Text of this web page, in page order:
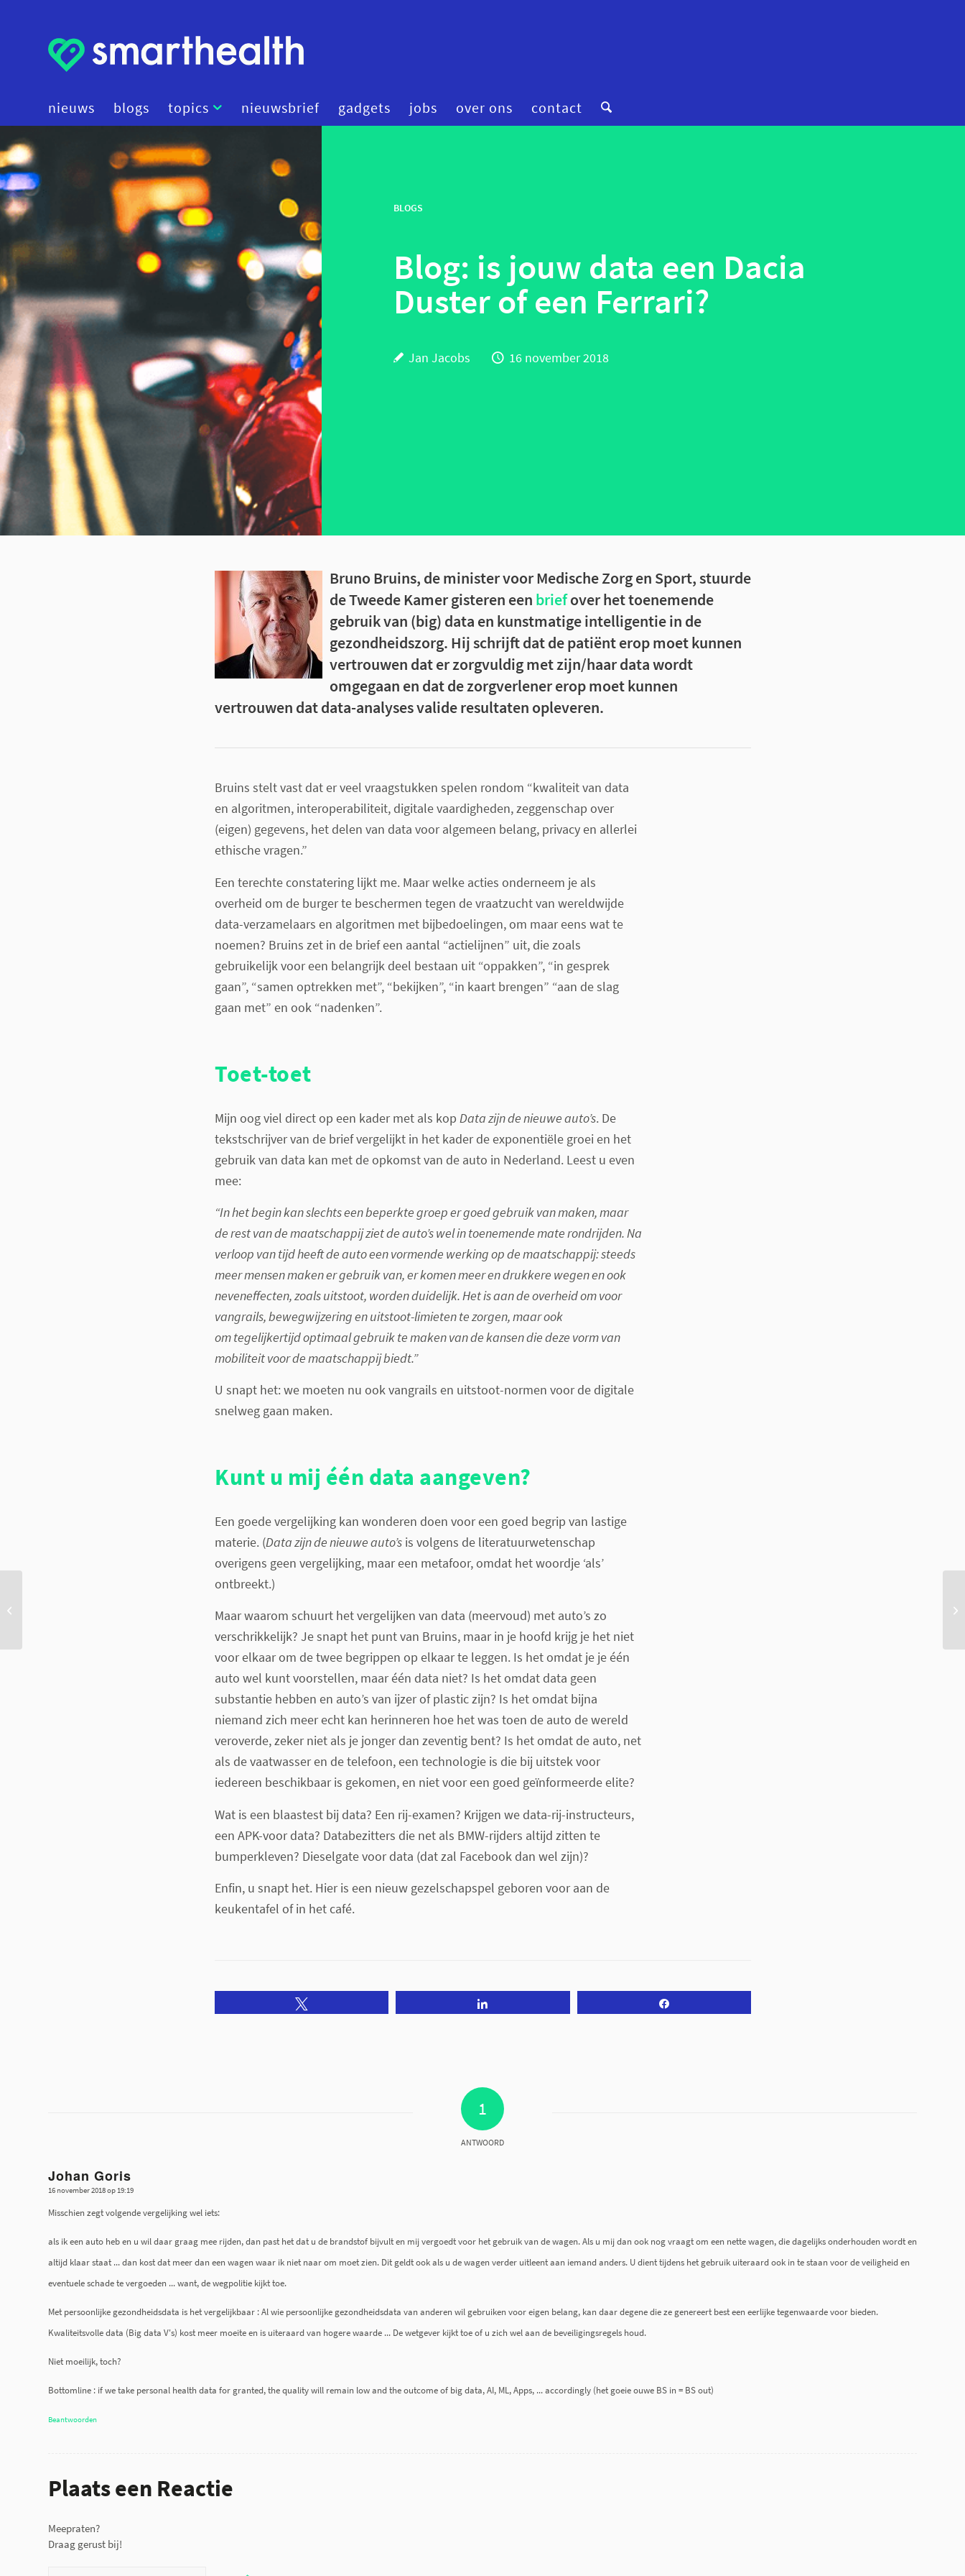
nieuws blogs topics
artificial intelligence
beleid
cybersecurity
data
diagnostiek
digital therapeutics
financiering
mental health
onderzoek
smart hospitals
smart stuff
nieuwsbrief gadgets jobs over ons contact
BLOGS
Blog: is jouw data een Dacia
Duster of een Ferrari?
Jan Jacobs 16 november 2018
Bruno Bruins, de minister voor Medische Zorg en Sport, stuurde
de Tweede Kamer gisteren een briefover het toenemende
gebruik van (big) data en kunstmatige intelligentie in de
gezondheidszorg. Hij schrijft dat de patiënt erop moet kunnen
vertrouwen dat er zorgvuldig met zijn/haar data wordt
omgegaan en dat de zorgverlener erop moet kunnen
vertrouwen dat data-analyses valide resultaten opleveren.
Bruins stelt vast dat er veel vraagstukken spelen rondom “kwaliteit van data
en algoritmen, interoperabiliteit, digitale vaardigheden, zeggenschap over
(eigen) gegevens, het delen van data voor algemeen belang, privacy en allerlei
ethische vragen.”
Een terechte constatering lijkt me. Maar welke acties onderneem je als
overheid om de burger te beschermen tegen de vraatzucht van wereldwijde
data-verzamelaars en algoritmen met bijbedoelingen, om maar eens wat te
noemen? Bruins zet in de brief een aantal “actielijnen” uit, die zoals
gebruikelijk voor een belangrijk deel bestaan uit “oppakken”, “in gesprek
gaan”, “samen optrekken met”, “bekijken”, “in kaart brengen” “aan de slag
gaan met” en ook “nadenken”.
Toet-toet
Mijn oog viel direct op een kader met als kop Data zijn de nieuwe auto’s. De
tekstschrijver van de brief vergelijkt in het kader de exponentiële groei en het
gebruik van data kan met de opkomst van de auto in Nederland. Leest u even
mee:
“In het begin kan slechts een beperkte groep er goed gebruik van maken, maar
de rest van de maatschappij ziet de auto’s wel in toenemende mate rondrijden. Na
verloop van tijd heeft de auto een vormende werking op de maatschappij: steeds
meer mensen maken er gebruik van, er komen meer en drukkere wegen en ook
neveneffecten, zoals uitstoot, worden duidelijk. Het is aan de overheid om voor
vangrails, bewegwijzering en uitstoot-limieten te zorgen, maar ook
omtegelijkertijd optimaal gebruik te maken van de kansen die deze vorm van
mobiliteit voor de maatschappij biedt.”
U snapt het: we moeten nu ook vangrails en uitstoot-normen voor de digitale
snelweg gaan maken.
Kunt u mij één data aangeven?
Een goede vergelijking kan wonderen doen voor een goed begrip van lastige
materie. (Data zijn de nieuwe auto’s is volgens de literatuurwetenschap
overigens geen vergelijking, maar een metafoor, omdat het woordje ‘als’
ontbreekt.)
Maar waarom schuurt het vergelijken van data (meervoud) met auto’s zo
verschrikkelijk? Je snapt het punt van Bruins, maar in je hoofd krijg je het niet
voor elkaar om de twee begrippen op elkaar te leggen. Is het omdat je je één
auto wel kunt voorstellen, maar één data niet? Is het omdat data geen
substantie hebben en auto’s van ijzer of plastic zijn? Is het omdat bijna
niemand zich meer echt kan herinneren hoe het was toen de auto de wereld
veroverde, zeker niet als je jonger dan zeventig bent? Is het omdat de auto, net
als de vaatwasser en de telefoon, een technologie is die bij uitstek voor
iedereen beschikbaar is gekomen, en niet voor een goed geïnformeerde elite?
Wat is een blaastest bij data? Een rij-examen? Krijgen we data-rij-instructeurs,
een APK-voor data? Databezitters die net als BMW-rijders altijd zitten te
bumperkleven? Dieselgate voor data (dat zal Facebook dan wel zijn)?
Enfin, u snapt het. Hier is een nieuw gezelschapspel geboren voor aan de
keukentafel of in het café.
1
ANTWOORD
Johan Goris
zegt:
16 november 2018 op 19:19
Misschien zegt volgende vergelijking wel iets:
als ik een auto heb en u wil daar graag mee rijden, dan past het dat u de brandstof bijvult en mij vergoedt voor het gebruik van de wagen. Als u mij dan ook nog vraagt om een nette wagen, die dagelijks onderhouden wordt en
altijd klaar staat ... dan kost dat meer dan een wagen waar ik niet naar om moet zien. Dit geldt ook als u de wagen verder uitleent aan iemand anders. U dient tijdens het gebruik uiteraard ook in te staan voor de veiligheid en
eventuele schade te vergoeden ... want, de wegpolitie kijkt toe.
Met persoonlijke gezondheidsdata is het vergelijkbaar : Al wie persoonlijke gezondheidsdata van anderen wil gebruiken voor eigen belang, kan daar degene die ze genereert best een eerlijke tegenwaarde voor bieden.
Kwaliteitsvolle data (Big data V's) kost meer moeite en is uiteraard van hogere waarde ... De wetgever kijkt toe of u zich wel aan de beveiligingsregels houd.
Niet moeilijk, toch?
Bottomline : if we take personal health data for granted, the quality will remain low and the outcome of big data, AI, ML, Apps, ... accordingly (het goeie ouwe BS in = BS out)
Beantwoorden
Plaats een Reactie
Meepraten?
Draag gerust bij!